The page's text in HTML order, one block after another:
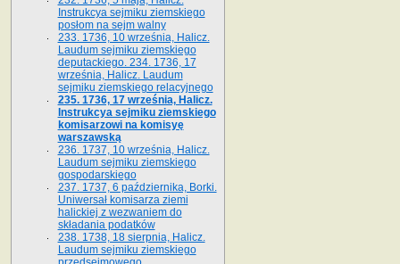
Instrukcya sejmiku ziemskiego
posłom na sejm walny
233. 1736, 10 września, Halicz.
Laudum sejmiku ziemskiego
deputackiego. 234. 1736, 17
września, Halicz. Laudum
sejmiku ziemskiego relacyjnego
235. 1736, 17 września, Halicz.
Instrukcya sejmiku ziemskiego
komisarzowi na komisyę
warszawską
236. 1737, 10 września, Halicz.
Laudum sejmiku ziemskiego
gospodarskiego
237. 1737, 6 października, Borki.
Uniwersał komisarza ziemi
halickiej z wezwaniem do
składania podatków
238. 1738, 18 sierpnia, Halicz.
Laudum sejmiku ziemskiego